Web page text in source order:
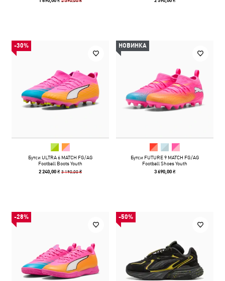
-30%
Бутси ULTRA 6 MATCH FG/AG
Football Boots Youth
2 240,00 ₴3 190,00 ₴
НОВИНКА
Бутси FUTURE 9 MATCH FG/AG
Football Shoes Youth
3 690,00 ₴
-28% -50%